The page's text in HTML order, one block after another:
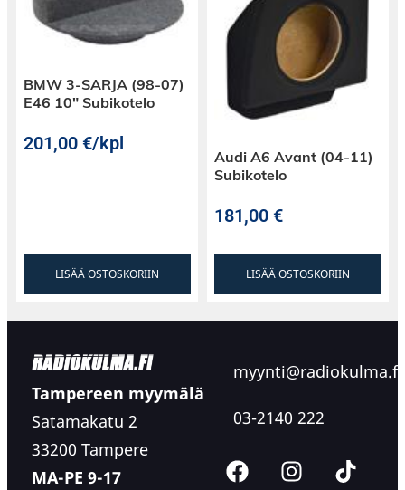
BMW 3-SARJA (98-07)
E46 10″ Subikotelo
201,00€/kpl
LISÄÄ OSTOSKORIIN
Audi A6 Avant (04-11)
Subikotelo
181,00€
LISÄÄ OSTOSKORIIN
Tampereen myymälä
Satamakatu 2
33200 Tampere
MA-PE 9-17
myynti@radiokulma.fi
03-2140 222